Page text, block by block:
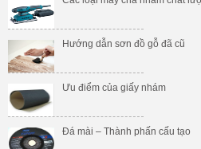
Hướng dẫn sơn đồ gỗ đã cũ
Ưu điểm của giấy nhám
Đá mài – Thành phấn cấu tạo